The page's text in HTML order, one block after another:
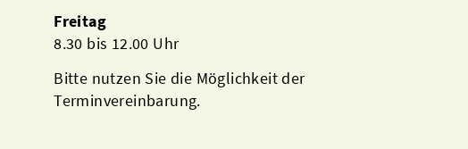
Freitag
8.30 bis 12.00 Uhr
Bitte nutzen Sie die Möglichkeit der
Terminvereinbarung.